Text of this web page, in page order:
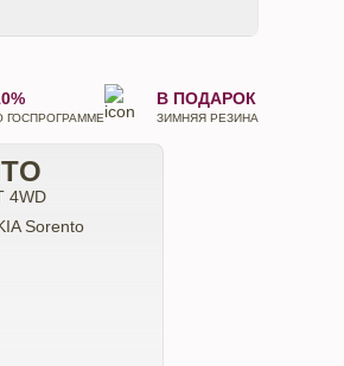
ГОСПРОГРАММЕ
В ПОДАРОК
ЗИМНЯЯ РЕЗИНА
4WD